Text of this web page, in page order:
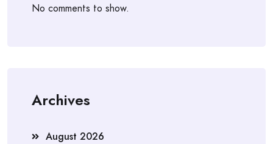
No comments to show.
Archives
August 2026